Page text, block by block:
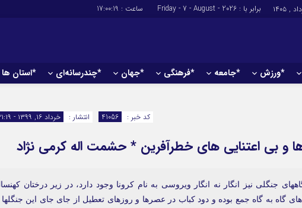
برابر با : Friday - 7 - August - 2026 ساعت : 17:00:20
*ورزش *جامعه *فرهنگی *جهان *چندرسانه‌ای *استان ها
مجلس
احزاب و تشکلها
بانک ها
نفت و انرژی
اخبار بورس
ارتباطات و
انتشار :
خرداد ۱۶, ۱۳۹۹ - ۲۱:۱۹ کد خبر : 41056
و بی اعتنایی های خطرآفرین * حشمت اله کرمی نژاد
جنگلی نیز انگار نه انگار ویروسی به نام کرونا وجود دارد، در زیر درختان
گاه به گاه جمع بوده و دود کباب در عصرها و روزهای تعطیل از جای جای این جنگلها